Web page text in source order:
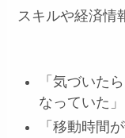
スキルや経済情
「気づいた
なっていた」
「移動時間